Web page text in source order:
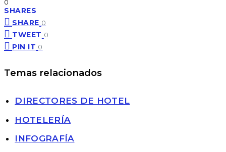
0
SHARES
SHARE 0
TWEET 0
PIN IT 0
Temas relacionados
DIRECTORES DE HOTEL
HOTELERÍA
INFOGRAFÍA